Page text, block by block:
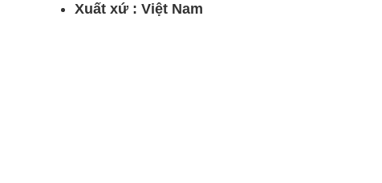
Xuất xứ : Việt Nam